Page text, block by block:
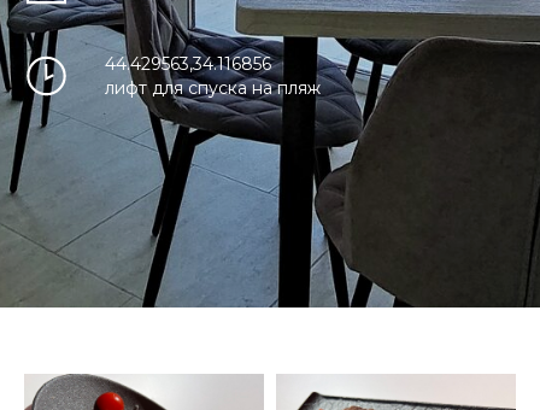
44.429563,34.116856
лифт для спуска на пляж